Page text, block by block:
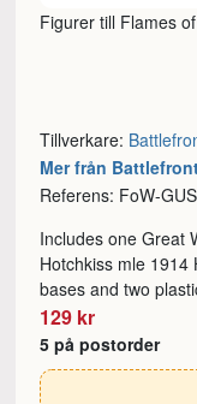
Figurer till Flames
Tillverkare:
Mer från
Referens: FoW-
Includes one Great
Hotchkiss mle 1914
bases and two
129 kr
5 på postorder